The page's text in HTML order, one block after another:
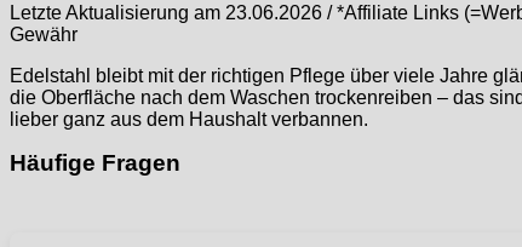
Letzte Aktualisierung am 23.06.2026 / *Affiliate Links
Gewähr
Edelstahl bleibt mit der richtigen Pflege über viele Jahre
die Oberfläche nach dem Waschen trockenreiben – das
lieber ganz aus dem Haushalt verbannen.
Häufige Fragen